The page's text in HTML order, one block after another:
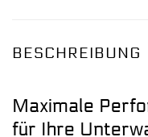
BESCHREIBUNG
Maximale
für Ihre